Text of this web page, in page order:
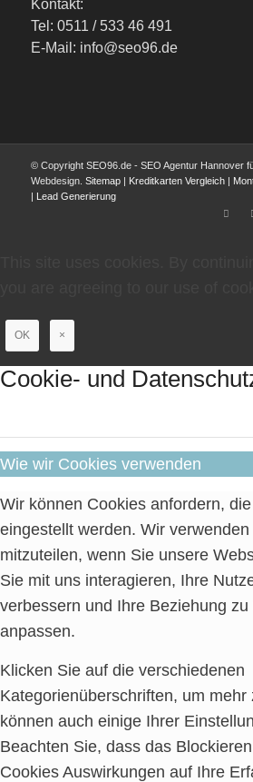
Kontakt:
Tel: 0511 / 533 46 491
E-Mail: info@seo96.de
© Copyright SEO96.de - SEO Agentur Hannover
Webdesign. Sitemap| Kreditkarten Vergleich|
| Lead Generierung
OK ×
Cookie- und
Wie wir Cookies verwenden
Wir können Cookies anfordern,
eingestellt werden. Wir
mitzuteilen, wenn Sie unsere
Sie mit uns interagieren, Ihre
verbessern und Ihre Beziehung
anpassen.
Klicken Sie auf die verschiedenen
Kategorienüberschriften, um mehr
können auch einige Ihrer
Beachten Sie, dass das
Cookies Auswirkungen auf Ihre